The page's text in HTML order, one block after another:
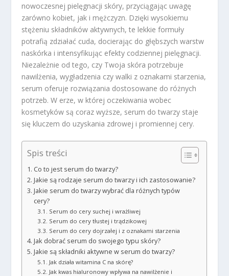
nowoczesnej pielęgnacji skóry, przyciągając uwagę
zarówno kobiet, jak i mężczyzn. Dzięki wysokiemu
stężeniu składników aktywnych, te lekkie formuły
potrafią zdziałać cuda, docierając do głębszych warstw
naskórka i intensyfikując efekty codziennej pielęgnacji.
Niezależnie od tego, czy Twoja skóra potrzebuje
nawilżenia, wygładzenia czy walki z oznakami starzenia,
serum oferuje rozwiązania dostosowane do różnych
potrzeb. W erze, w której oczekiwania wobec
kosmetyków są coraz wyższe, serum do twarzy staje
się kluczem do uzyskania zdrowej i promiennej cery.
Spis treści
Co to jest serum do twarzy?
Jakie są rodzaje serum do twarzy i ich zastosowanie?
Jakie serum do twarzy wybrać dla różnych typów
cery?
Serum do cery suchej i wrażliwej
Serum do cery tłustej i trądzikowej
Serum do cery dojrzałej i z oznakami starzenia
Jak dobrać serum do swojego typu skóry?
Jakie są składniki aktywne w serum do twarzy?
Jak działa witamina C na skórę?
Jak kwas hialuronowy wpływa na nawilżenie i